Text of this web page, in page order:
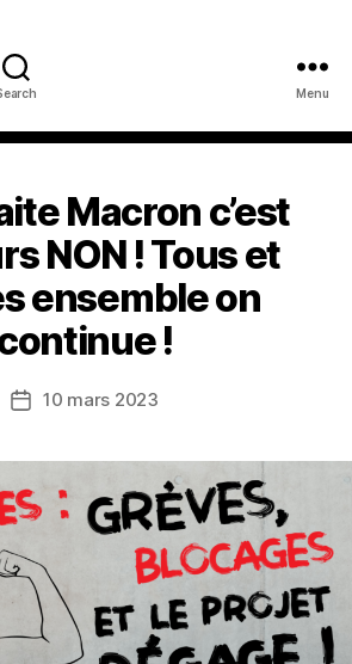
Menu
Macron c’est
NON ! Tous et
ensemble on
!
Date10 mars 2023